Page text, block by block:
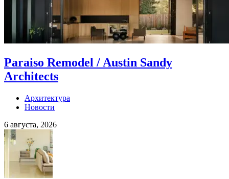
Paraiso Remodel / Austin Sandy
Architects
Архитектура
Новости
6 августа, 2026